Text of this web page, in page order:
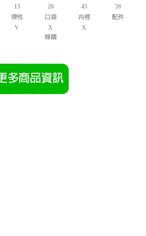
13 20 45
59
彈性
口袋 內裡
配件
V
X
X
韓國